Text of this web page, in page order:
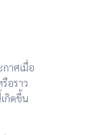
กาศเมื่อ
อราว
กิดขึ้น